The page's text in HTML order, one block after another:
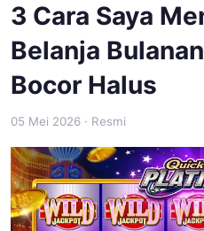
3 Cara Saya
Belanja
Bocor Halus
05 Mei 2026 · Resmi